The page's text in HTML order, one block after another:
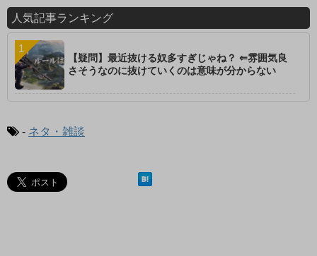
人気記事ランキング
【疑問】最近抜ける奴多すぎじゃね？ ⇐雰囲気良
さそうなのに抜けていくのは意味が分からない
- ネタ・雑談